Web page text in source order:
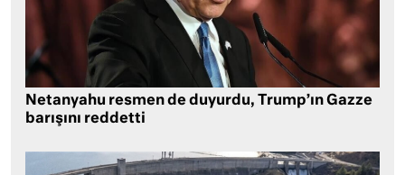
Netanyahu resmen de duyurdu, Trump’ın Gazze
barışını reddetti